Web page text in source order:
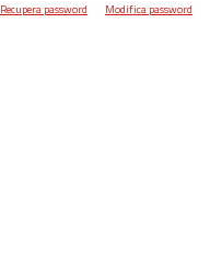
Recupera password Modifica password